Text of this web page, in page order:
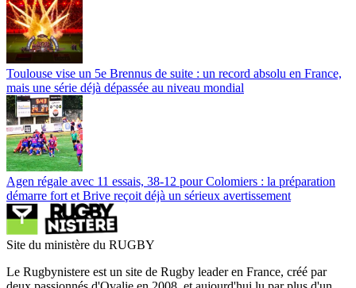
Toulouse vise un 5e Brennus de suite : un record absolu en France,
mais une série déjà dépassée au niveau mondial
Agen régale avec 11 essais, 38-12 pour Colomiers : la préparation
démarre fort et Brive reçoit déjà un sérieux avertissement
Site du ministère du RUGBY
Le Rugbynistere est un site de Rugby leader en France, créé par